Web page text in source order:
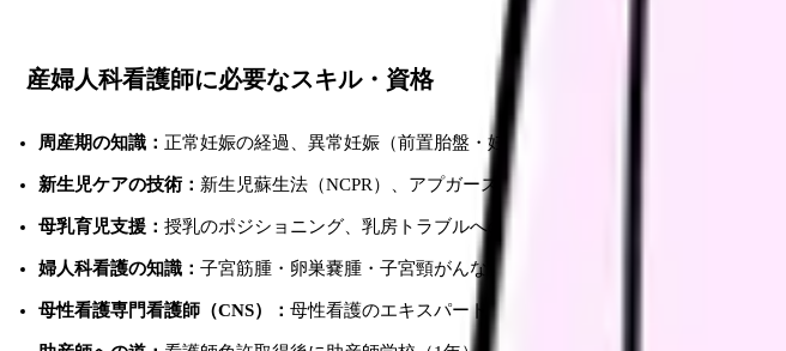
産婦人科看護師に必要なスキル・資格
周産期の知識： 正常妊娠の経過、異常妊娠（前置胎盤・妊娠高血圧症候群など）の理解、分
新生児ケアの技術： 新生児蘇生法（NCPR）、アプガースコアの評価、黄疸の観察
母乳育児支援： 授乳のポジショニング、乳房トラブルへの対応。国際認定ラクテーション
婦人科看護の知識： 子宮筋腫・卵巣嚢腫・子宮頸がんなどの疾患知識と化学療法看護
母性看護専門看護師（CNS）： 母性看護のエキスパート。大学院修士課程修了が必要